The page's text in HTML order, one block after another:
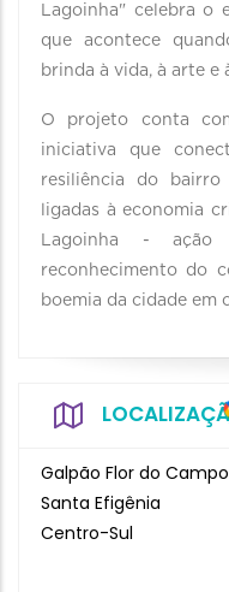
Lagoinha" celebra o
que acontece
brinda à vida, à arte e
O projeto conta
iniciativa que
resiliência do
ligadas à economia
Lagoinha - ação
reconhecimento do
boemia da cidade em
Galpão Flor do
Santa Efigênia
Centro-Sul